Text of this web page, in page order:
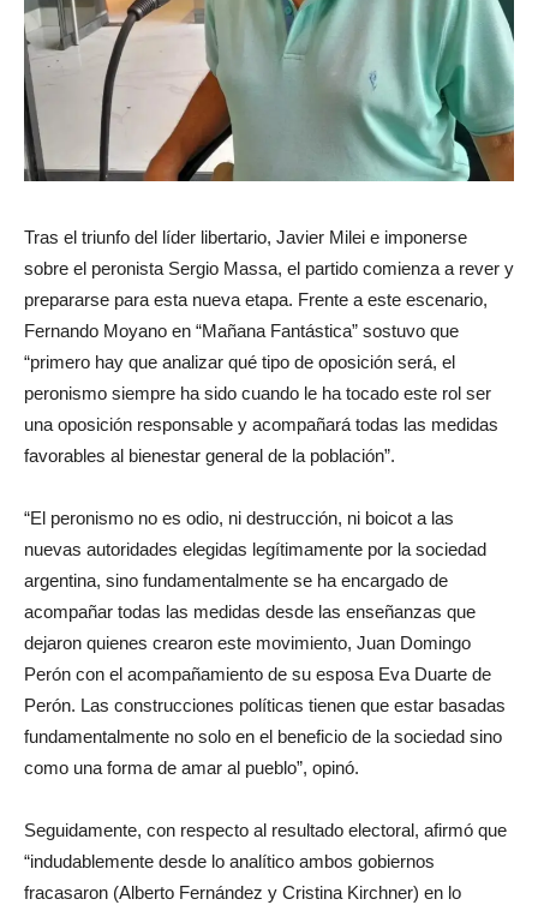
Tras el triunfo del líder libertario, Javier Milei e imponerse
sobre el peronista Sergio Massa, el partido comienza a rever y
prepararse para esta nueva etapa. Frente a este escenario,
Fernando Moyano en “Mañana Fantástica” sostuvo que
“primero hay que analizar qué tipo de oposición será, el
peronismo siempre ha sido cuando le ha tocado este rol ser
una oposición responsable y acompañará todas las medidas
favorables al bienestar general de la población”.
“El peronismo no es odio, ni destrucción, ni boicot a las
nuevas autoridades elegidas legítimamente por la sociedad
argentina, sino fundamentalmente se ha encargado de
acompañar todas las medidas desde las enseñanzas que
dejaron quienes crearon este movimiento, Juan Domingo
Perón con el acompañamiento de su esposa Eva Duarte de
Perón. Las construcciones políticas tienen que estar basadas
fundamentalmente no solo en el beneficio de la sociedad sino
como una forma de amar al pueblo”, opinó.
Seguidamente, con respecto al resultado electoral, afirmó que
“indudablemente desde lo analítico ambos gobiernos
fracasaron (Alberto Fernández y Cristina Kirchner) en lo